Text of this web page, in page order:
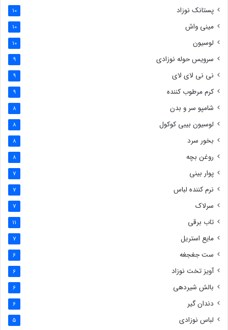
پستانک نوزاد 10
مینی واش 10
لوسیون 10
سرویس حوله نوزادی 9
نی نی لای لای 9
کرم مرطوب کننده 9
شامپو سر و بدن 8
لوسیون بیبی کوکول 8
بخور سرد 8
روغن بچه 8
پوار بینی 7
نرم کننده لباس 7
سرلاک 7
تاب برقی 11
مایع استریل 7
ست جغجغه 6
آویز تخت نوزاد 6
بالش شیردهی 6
دندان گیر 6
لباس نوزادی 5